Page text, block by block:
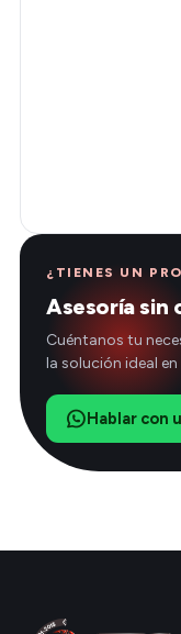
¿TIENES UN
Asesoría sin
Cuéntanos tu
la solución ideal
Hablar con